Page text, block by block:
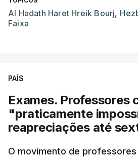
Al Hadath Haret Hreik Bourj,
Faixa
PAÍS
Exames. Professores
"praticamente
reapreciações até
O movimento de professores